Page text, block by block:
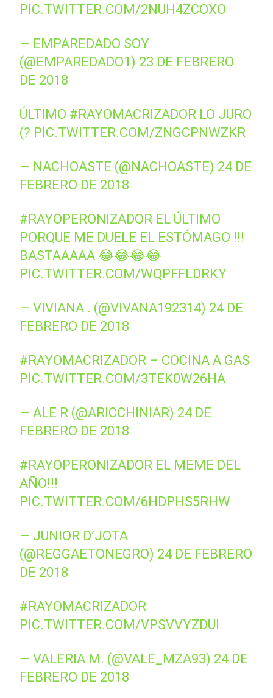
PIC.TWITTER.COM/2NUH4ZCOXO
— EMPAREDADO SOY
(@EMPAREDADO1) 23 DE FEBRERO
DE 2018
ÚLTIMO #RAYOMACRIZADOR LO JURO
(? PIC.TWITTER.COM/ZNGCPNWZKR
— NACHOASTE (@NACHOASTE) 24 DE
FEBRERO DE 2018
#RAYOPERONIZADOR EL ÚLTIMO
PORQUE ME DUELE EL ESTÓMAGO !!!
BASTAAAAA 😂😂😂😂
PIC.TWITTER.COM/WQPFFLDRKY
— VIVIANA . (@VIVANA192314) 24 DE
FEBRERO DE 2018
#RAYOMACRIZADOR – COCINA A GAS
PIC.TWITTER.COM/3TEK0W26HA
— ALE R (@ARICCHINIAR) 24 DE
FEBRERO DE 2018
#RAYOPERONIZADOR EL MEME DEL
AÑO!!!
PIC.TWITTER.COM/6HDPHS5RHW
— JUNIOR D’JOTA
(@REGGAETONEGRO) 24 DE FEBRERO
DE 2018
#RAYOMACRIZADOR
PIC.TWITTER.COM/VPSVVYZDUI
— VALERIA M. (@VALE_MZA93) 24 DE
FEBRERO DE 2018